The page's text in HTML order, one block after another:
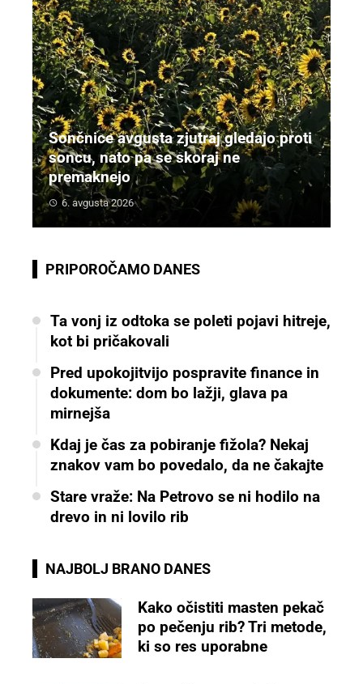
Sončnice avgusta zjutraj gledajo proti
soncu, nato pa se skoraj ne
premaknejo
6. avgusta 2026
PRIPOROČAMO DANES
Ta vonj iz odtoka se poleti pojavi hitreje,
kot bi pričakovali
Pred upokojitvijo pospravite finance in
dokumente: dom bo lažji, glava pa
mirnejša
Kdaj je čas za pobiranje fižola? Nekaj
znakov vam bo povedalo, da ne čakajte
Stare vraže: Na Petrovo se ni hodilo na
drevo in ni lovilo rib
NAJBOLJ BRANO DANES
Kako očistiti masten pekač
po pečenju rib? Tri metode,
ki so res uporabne